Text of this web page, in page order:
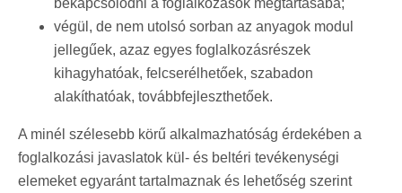
bekapcsolódni a foglalkozások megtartásába;
végül, de nem utolsó sorban az anyagok modul
jellegűek, azaz egyes foglalkozásrészek
kihagyhatóak, felcserélhetőek, szabadon
alakíthatóak, továbbfejleszthetőek.
A minél szélesebb körű alkalmazhatóság érdekében a
foglalkozási javaslatok kül- és beltéri tevékenységi
elemeket egyaránt tartalmaznak és lehetőség szerint